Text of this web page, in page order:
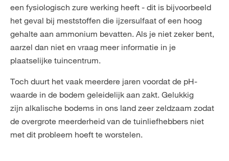
een fysiologisch zure werking heeft - dit is bijvoorbeeld
het geval bij meststoffen die ijzersulfaat of een hoog
gehalte aan ammonium bevatten. Als je niet zeker bent,
aarzel dan niet en vraag meer informatie in je
plaatselijke tuincentrum.
Toch duurt het vaak meerdere jaren voordat de pH-
waarde in de bodem geleidelijk aan zakt. Gelukkig
zijn alkalische bodems in ons land zeer zeldzaam zodat
de overgrote meerderheid van de tuinliefhebbers niet
met dit probleem hoeft te worstelen.